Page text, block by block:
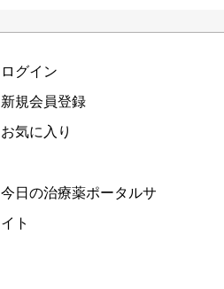
ログイン
新規会員登録
お気に入り
今日の治療薬ポータルサ
イト